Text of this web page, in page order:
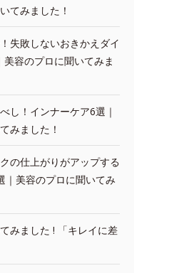
てみました！
失敗しないおきかえダイ
容のプロに聞いてみま
し！インナーケア6選｜
みました！
の仕上がりがアップする
｜美容のプロに聞いてみ
みました ! 「キレイに差